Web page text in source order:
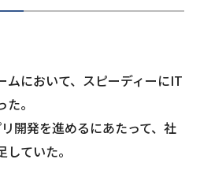
ムにおいて、スピーディーにIT
。
開発を進めるにあたって、社
ていた。